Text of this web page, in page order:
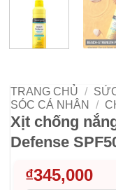
TRANG CHỦ /
SÓC CÁ NHÂN
/
Xịt chống
Defense
₫345,000